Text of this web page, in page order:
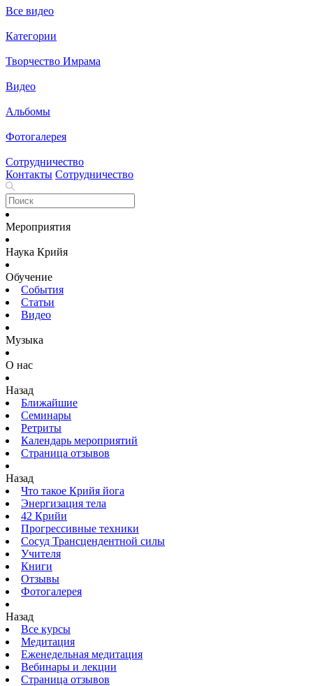
Все видео
Категории
Творчество Имрама
Видео
Альбомы
Фотогалерея
Сотрудничество
Контакты Сотрудничество
Мероприятия
Наука Крийя
Обучение
События
Статьи
Видео
Музыка
О нас
Назад
Ближайшие
Семинары
Ретриты
Календарь мероприятий
Страница отзывов
Назад
Что такое Крийя йога
Энергизация тела
42 Крийи
Прогрессивные техники
Сосуд Трансцендентной силы
Учителя
Книги
Отзывы
Фотогалерея
Назад
Все курсы
Медитация
Еженедельная медитация
Вебинары и лекции
Страница отзывов